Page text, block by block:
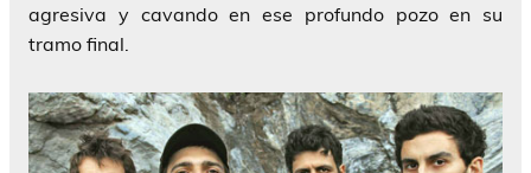
agresiva y cavando en ese profundo pozo en su
tramo final.